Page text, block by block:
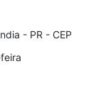
- PR - CEP